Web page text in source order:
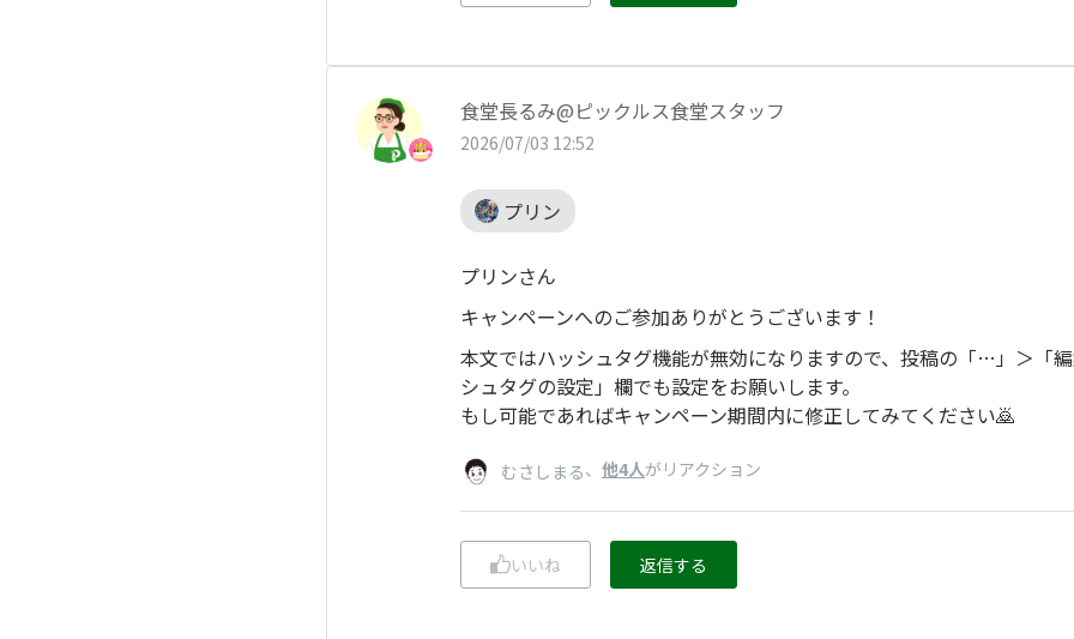
食堂長るみ@ピックルス食堂スタッフ
2026/07/03 12:52
プリン
プリンさん
キャンペーンへのご参加ありがとうございます！
本文ではハッシュタグ機能が無効になりますので、投稿の「…」＞「
シュタグの設定」欄でも設定をお願いします。
もし可能であればキャンペーン期間内に修正してみてください🙇
むさしまる、 他4人がリアクション
いいね 返信する